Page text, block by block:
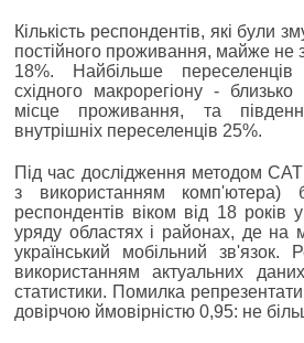
Кількість респондентів, які були
постійного проживання, майже не
18%. Найбільше
східного макрорегіону -
місце проживання, та
внутрішніх переселенців 25%.
Під час дослідження методом
з використанням комп'ютера)
респондентів віком від 18 років
уряду областях і районах, де на
український мобільний зв'язок.
використанням актуальних
статистики. Помилка
довірчою ймовірністю 0,95: не